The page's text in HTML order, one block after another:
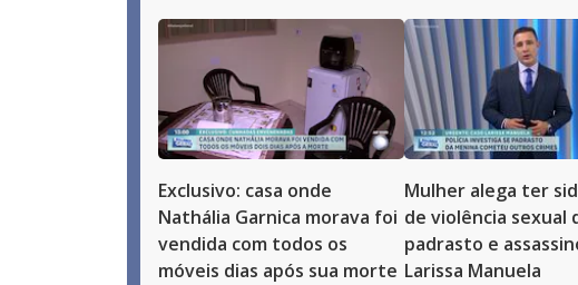
Exclusivo: casa onde
Nathália Garnica morava foi
vendida com todos os
móveis dias após sua morte
Mulher alega ter
de violência sexual
padrasto e
Larissa Manuela